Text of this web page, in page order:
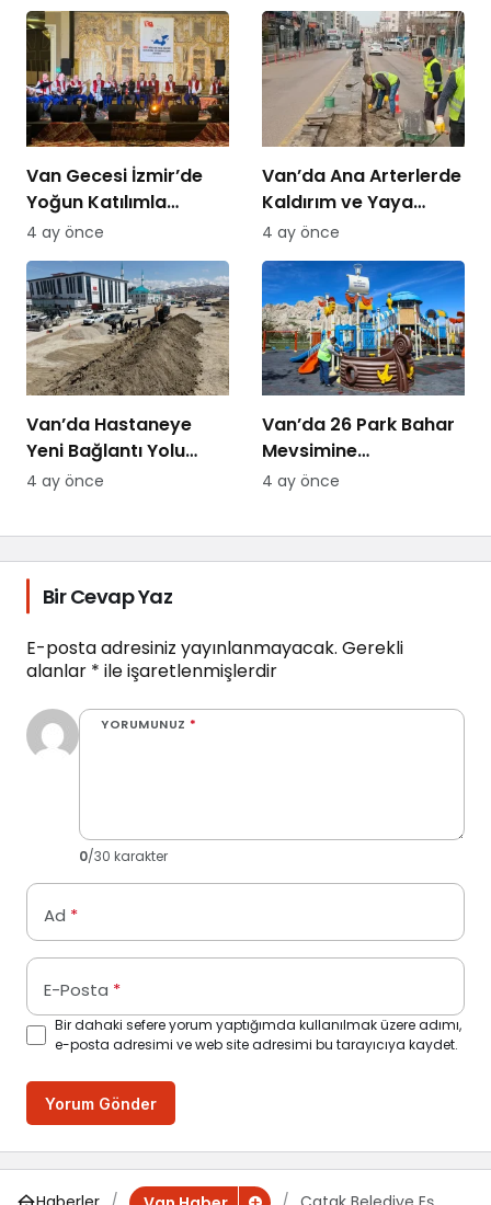
Van Gecesi İzmir’de
Yoğun Katılımla
Düzenlendi
4 ay önce
Van’da Ana Arterlerde
Kaldırım ve Yaya
Yolları Yenileniyor
4 ay önce
Van’da Hastaneye
Yeni Bağlantı Yolu
Yapılıyor
4 ay önce
Van’da 26 Park Bahar
Mevsimine
Hazırlanıyor
4 ay önce
Bir Cevap Yaz
E-posta adresiniz yayınlanmayacak. Gerekli
alanlar * ile işaretlenmişlerdir
YORUMUNUZ *
0/30 karakter
Ad *
E-Posta *
Bir dahaki sefere yorum yaptığımda kullanılmak üzere adımı,
e-posta adresimi ve web site adresimi bu tarayıcıya kaydet.
Yorum Gönder